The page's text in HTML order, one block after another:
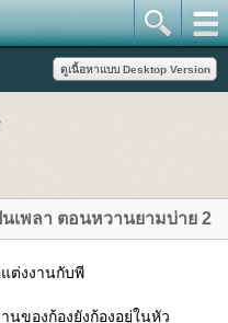
เพลา ตอนหวานยามบ่าย 2
ต่งงานกับพี
นของก้องยังก้องอยู่ในหัว